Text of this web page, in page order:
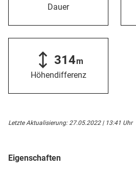
Dauer
314m
Höhendifferenz
Letzte Aktualisierung: 27.05.2022 | 13:41 Uhr
Eigenschaften